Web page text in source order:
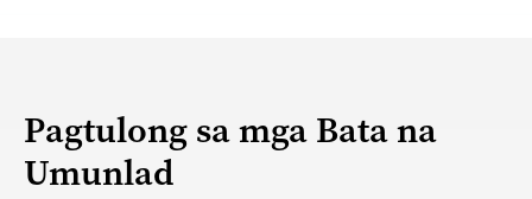
Pagtulong sa mga Bata na
Umunlad